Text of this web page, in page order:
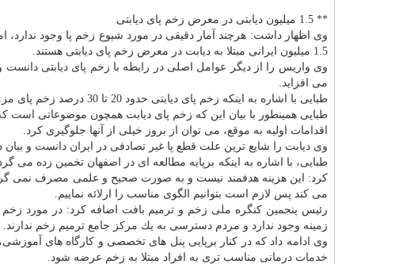
** 1.5 میلیون دیابتی در معرض زخم پای دیابتی
1.5 میلیون ایرانی مبتلا به دیابت در معرض زخم پای دیابتی هستند.
وی واریس را از دیگر عوامل اصلی در رابطه با زخم پای دیابتی
می افزاید.
طبایی با اشاره به اینكه زخم پای دیابتی حدود 20 تا 30 درصد زخم پای مزمن است، تصریح كرد: تا 5 میلیون نفر مخاطب زخم مزمن هستند.
طبایی همینطور با بیان این كه زخم پای دیابت همچون موضوعاتی
اقدامات اولیه به موقع، می توان از بروز خیلی از آنها جلوگیری كرد.
وی دیابت را شایع ترین علت قطع پا غیر تصادفی در ایران دانست و
طبایی، با اشاره به اینكه برپایه مطالعه ای در اصفهان تخمین زده
كرد: این هزینه هدفمند نیست و به صورت صحیح و علمی مصرف نمی
می كند پس لازم است بتوانیم الگوی مناسب را ارلائه نماییم.
رئیس پنجمین كنگره ملی زخم و ترمیم بافت اضافه كرد: در مورد
زمینه وجود ندارد و مردم دسترسی به یك مركز جامع ترمیم زخم ندارند.
وی ادامه داد كه در كنار برپایی پنل های تخصصی و كارگاه های
خدمات درمانی مناسب تری به افراد مبتلا به زخم عرضه شود.